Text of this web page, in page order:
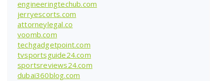
engineeringtechub.com
jerryescorts.com
attorneylegal.co
voomb.com
techgadgetpoint.com
tvsportsguide24.com
sportsreviews24.com
dubai360blog.com